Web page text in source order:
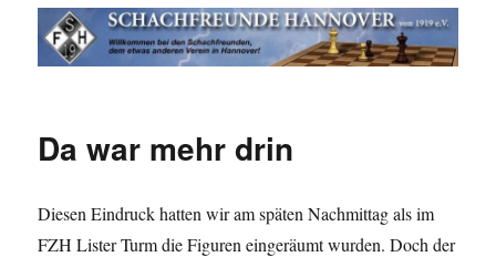
Da war mehr drin
Diesen Eindruck hatten wir am späten Nachmittag als im
FZH Lister Turm die Figuren eingeräumt wurden. Doch der